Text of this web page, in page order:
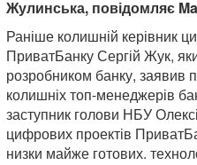
Жулинська, повідомляє
Раніше колишній керівник
ПриватБанку Сергій Жук,
розробником банку, заявив
колишніх топ-менеджерів
заступник голови НБУ
цифрових проектів
низки майже готових.